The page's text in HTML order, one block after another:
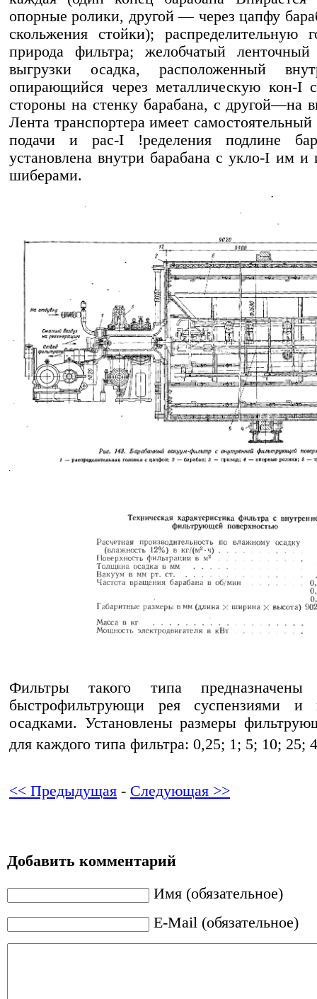
опорные ролики, другой — через цапфу
скольжения стойки); распределительную
природа фильтра; желобчатый ленточный
выгрузки осадка, расположенный
опирающийся через металлическую кон-I
стороны на стенку барабана, с другой—на
Лента транспортера имеет
подачи и рас-I !ределения подлине
установлена внутри барабана с укло-I им и
шиберами.
Фильтры такого типа
быстрофильтрующи рея суспензиями и
осадками. Установлены размеры
для каждого типа фильтра: 0,25; 1; 5; 10; 25;
<< Предыдущая - Следующая >>
Добавить комментарий
Имя (обязательное)
E-Mail (обязательное)